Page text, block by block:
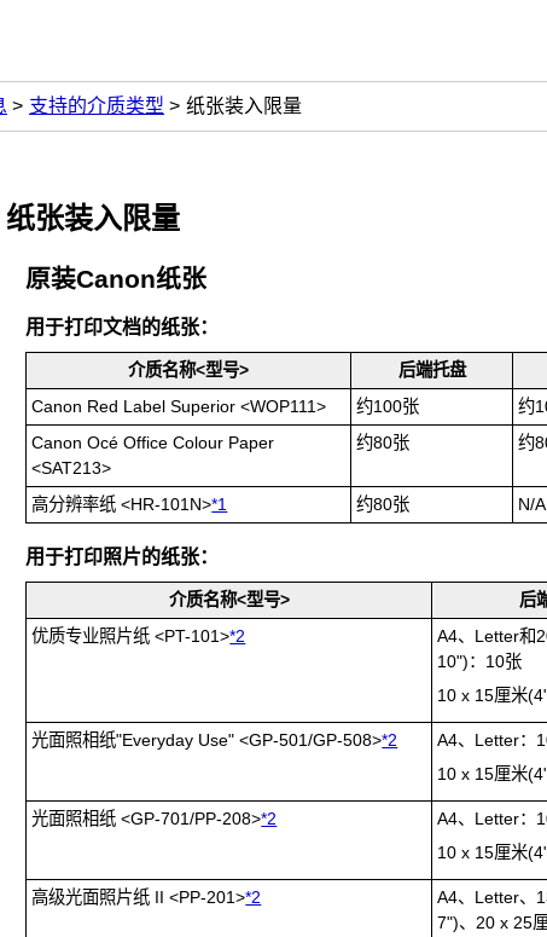
支持的介质类型 纸张装入限量
纸张装入限量
原装Canon纸张
用于打印文档的纸张：
介质名称<型号> 后端托盘
Canon Red Label Superior <WOP111> 约100张 约
Canon Océ Office Colour Paper
<SAT213>
约80张 约
高分辨率纸 <HR-101N>*1 约80张 N/A
用于打印照片的纸张：
介质名称<型号> 后
优质专业照片纸 <PT-101>*2
A4、Letter和
10")：10张
10 x 15厘米
光面照相纸"Everyday Use" <GP-501/GP-508>*2
A4、Letter：
10 x 15厘米
光面照相纸 <GP-701/PP-208>*2
A4、Letter：
10 x 15厘米
高级光面照片纸 II <PP-201>*2
A4、Letter、
7")、20 x 25